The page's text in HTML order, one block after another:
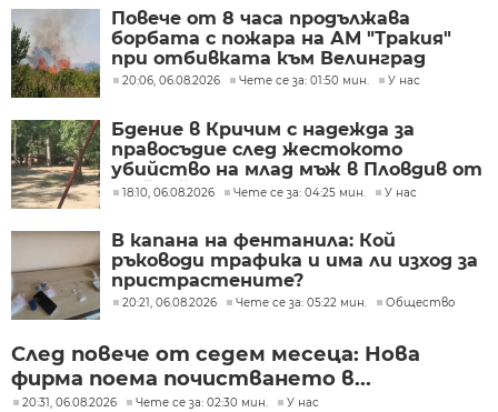
Повече от 8 часа продължава
борбата с пожара на АМ "Тракия"
при отбивката към Велинград
20:06, 06.08.2026 Чете се за: 01:50 мин. У нас
Бдение в Кричим с надежда за
правосъдие след жестокото
убийство на млад мъж в Пловдив от
тийнейджъри
18:10, 06.08.2026 Чете се за: 04:25 мин. У нас
В капана на фентанила: Кой
ръководи трафика и има ли изход за
пристрастените?
20:21, 06.08.2026 Чете се за: 05:22 мин. Общество
След повече от седем месеца: Нова
фирма поема почистването в...
20:31, 06.08.2026 Чете се за: 02:30 мин. У нас